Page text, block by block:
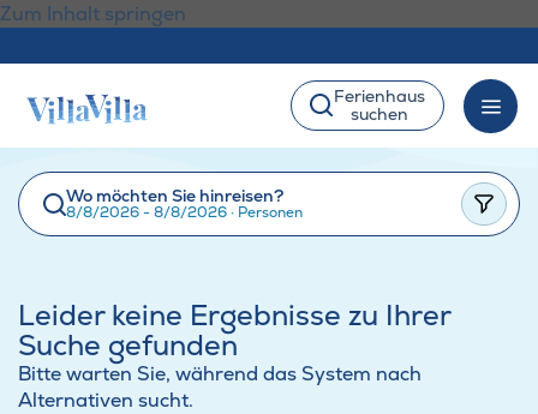
Zum Inhalt springen
Ferienhaus
suchen
Wo möchten Sie hinreisen?
8/8/2026 - 8/8/2026· Personen
Leider keine Ergebnisse zu Ihrer
Suche gefunden
Bitte warten Sie, während das System nach
Alternativen sucht.